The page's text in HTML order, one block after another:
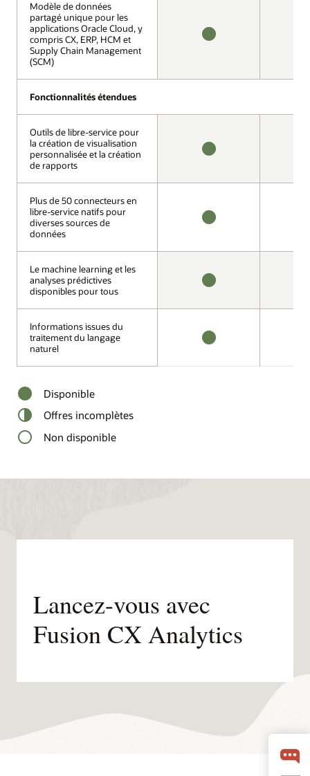
Modèle de données
partagé unique pour les
applications Oracle Cloud, y
compris CX, ERP, HCM et
Supply Chain Management
(SCM)
Fonctionnalités étendues
Outils de libre-service pour
la création de visualisation
personnalisée et la création
de rapports
Plus de 50 connecteurs en
libre-service natifs pour
diverses sources de
données
Le machine learning et les
analyses prédictives
disponibles pour tous
Informations issues du
traitement du langage
naturel
Modèle de données
partagé unique pour les
applications Oracle Cloud, y
compris CX, ERP, HCM et
Supply Chain Management
(SCM)
Fonctionnalités étendues
Outils de libre-service pour
la création de visualisation
personnalisée et la création
de rapports
Plus de 50 connecteurs en
libre-service natifs pour
diverses sources de
données
Le machine learning et les
analyses prédictives
disponibles pour tous
Informations issues du
traitement du langage
naturel
Disponible
Offres incomplètes
Non disponible
Lancez-vous avec
Fusion CX Analytics